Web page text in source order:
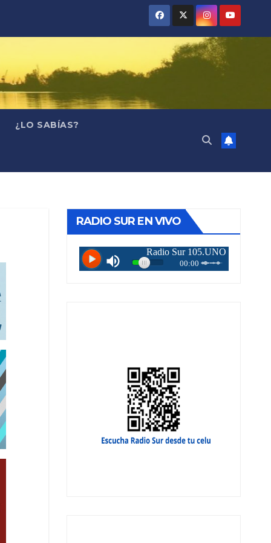
¿LO SABÍAS?
RADIO SUR EN VIVO